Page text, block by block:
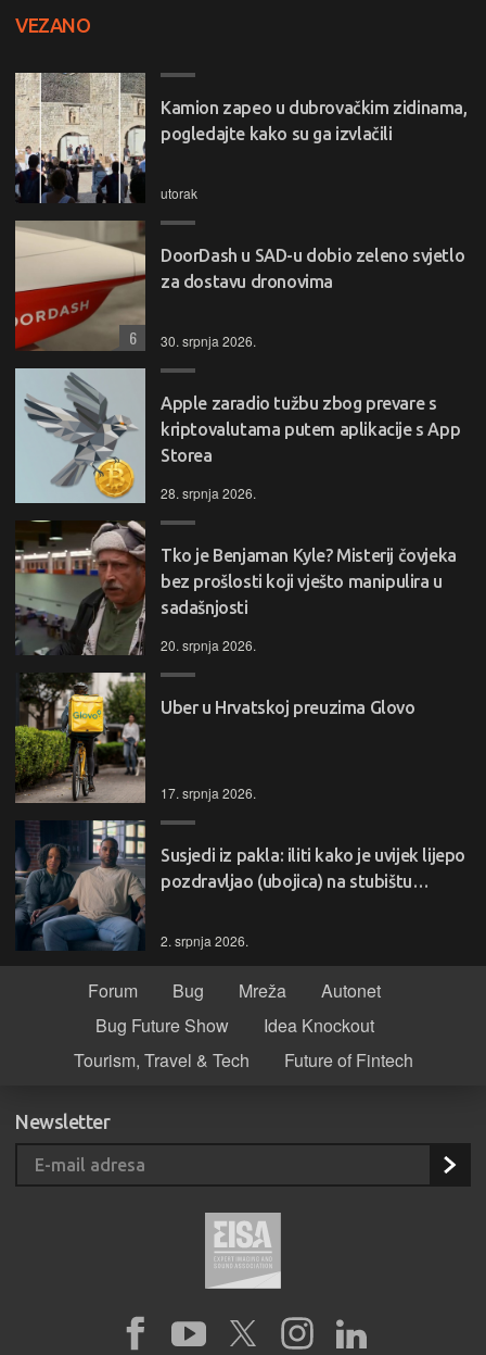
VEZANO
Kamion zapeo u dubrovačkim zidinama,
pogledajte kako su ga izvlačili
utorak
DoorDash u SAD-u dobio zeleno svjetlo
za dostavu dronovima
30. srpnja 2026.
6
Apple zaradio tužbu zbog prevare s
kriptovalutama putem aplikacije s App
Storea
28. srpnja 2026.
Tko je Benjaman Kyle? Misterij čovjeka
bez prošlosti koji vješto manipulira u
sadašnjosti
20. srpnja 2026.
Uber u Hrvatskoj preuzima Glovo
17. srpnja 2026.
Susjedi iz pakla: iliti kako je uvijek lijepo
pozdravljao (ubojica) na stubištu…
2. srpnja 2026.
Forum Bug Mreža
Autonet
Bug Future Show
Idea Knockout
Tourism, Travel & Tech
Future of Fintech
Newsletter